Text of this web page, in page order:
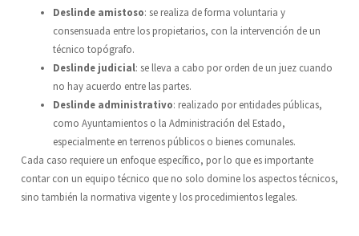
Deslinde amistoso: se realiza de forma voluntaria y
consensuada entre los propietarios, con la intervención de un
técnico topógrafo.
Deslinde judicial: se lleva a cabo por orden de un juez cuando
no hay acuerdo entre las partes.
Deslinde administrativo: realizado por entidades públicas,
como Ayuntamientos o la Administración del Estado,
especialmente en terrenos públicos o bienes comunales.
Cada caso requiere un enfoque específico, por lo que es importante
contar con un equipo técnico que no solo domine los aspectos técnicos,
sino también la normativa vigente y los procedimientos legales.